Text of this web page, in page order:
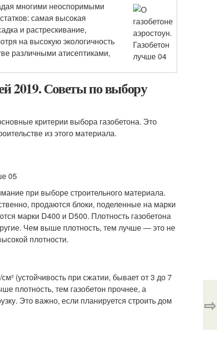
многими неоспоримыми
самая высокая
и растрескивание,
на высокую экологичность
различными атисептиками,
2019. Советы по выбору
критерии выбора газобетона. Это
из этого материала.
при выборе строительного материала.
продаются блоки, поделенные на марки
марки D400 и D500. Плотность газобетона
Чем выше плотность, тем лучше — это не
плотности.
(устойчивость при сжатии, бывает от 3 до 7
плотность, тем газобетон прочнее, а
Это важно, если планируется строить дом
⇨